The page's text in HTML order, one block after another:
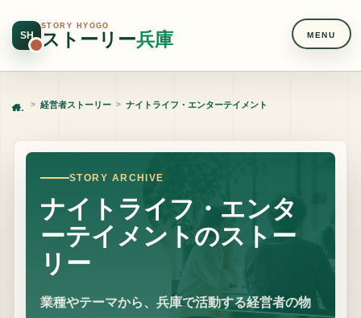
SH
STORY HYOGO
ストーリー兵庫 MENU
Home 経営者ストーリー ナイトライフ・エンターテイメント
STORY ARCHIVE
ナイトライフ・エンタ
ーテイメントのストー
リー
業種やテーマから、兵庫で活動する経営者の物